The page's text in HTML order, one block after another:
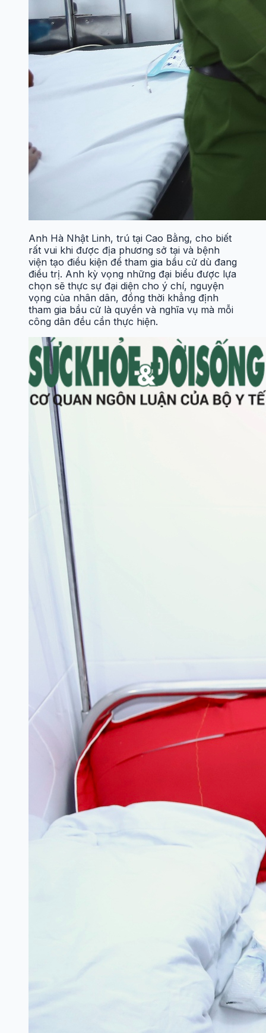
Anh Hà Nhật Linh, trú tại Cao Bằng, cho biết
rất vui khi được địa phương sở tại và bệnh
viện tạo điều kiện để tham gia bầu cử dù đang
điều trị. Anh kỳ vọng những đại biểu được lựa
chọn sẽ thực sự đại diện cho ý chí, nguyện
vọng của nhân dân, đồng thời khẳng định
tham gia bầu cử là quyền và nghĩa vụ mà mỗi
công dân đều cần thực hiện.